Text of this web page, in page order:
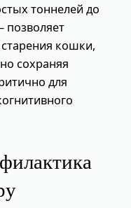
тоннелей до
позволяет
кошки,
сохраняя
для